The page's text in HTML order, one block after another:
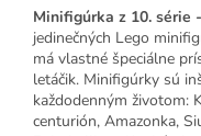
Minifigúrka z 10. série
jedinečných Lego
má vlastné špeciálne
letáčik. Minifigúrky sú
každodenným životom:
centurión, Amazonka,